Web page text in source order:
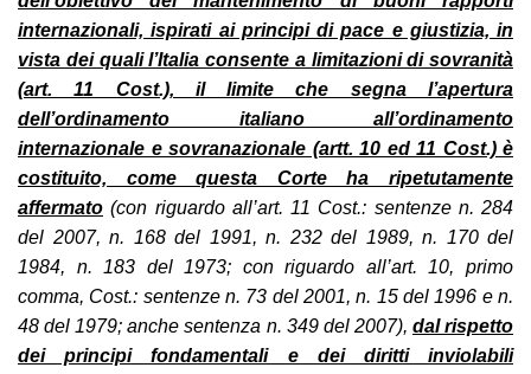
internazionali, ispirati ai principi di pace e giustizia, in
vista dei quali l’Italia consente a limitazioni di sovranità
(art. 11 Cost.), il limite che segna l’apertura
dell’ordinamento italiano all’ordinamento
internazionale e sovranazionale (artt. 10 ed 11 Cost.) è
costituito, come questa Corte ha ripetutamente
affermato (con riguardo all’art. 11 Cost.: sentenze n. 284
del 2007, n. 168 del 1991, n. 232 del 1989, n. 170 del
1984, n. 183 del 1973; con riguardo all’art. 10, primo
comma, Cost.: sentenze n. 73 del 2001, n. 15 del 1996 e n.
48 del 1979; anche sentenza n. 349 del 2007), dal rispetto
dei principi fondamentali e dei diritti inviolabili